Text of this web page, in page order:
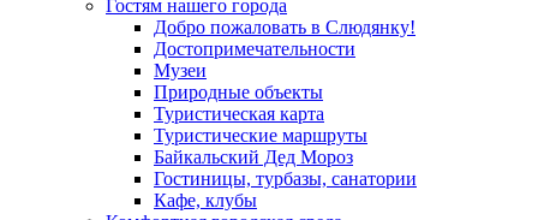
Гостям нашего города
Добро пожаловать в Слюдянку!
Достопримечательности
Музеи
Природные объекты
Туристическая карта
Туристические маршруты
Байкальский Дед Мороз
Гостиницы, турбазы, санатории
Кафе, клубы